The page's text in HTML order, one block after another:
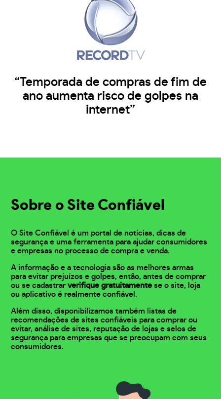
“Temporada de compras de fim de
ano aumenta risco de golpes na
internet”
Sobre o Site Confiável
O Site Confiável é um portal de notícias, dicas de
segurança e uma ferramenta para ajudar consumidores
e empresas no processo de compra e venda.
A informação e a tecnologia são as melhores armas
para evitar prejuízos e golpes, então, antes de comprar
ou se cadastrarverifique gratuitamente se o site, loja
ou aplicativo é realmente confiável.
Além disso, disponibilizamos também listas de
recomendações de sites confiáveis para comprar ou
evitar, análise de sites, reputação de lojas e selos de
segurança para empresas que se preocupam com seus
consumidores.